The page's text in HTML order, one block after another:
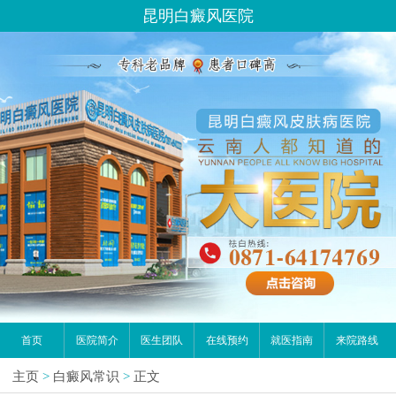
昆明白癜风医院
首页 医院简介 医生团队 在线预约 就医指南 来院路线
主页 > 白癜风常识 > 正文